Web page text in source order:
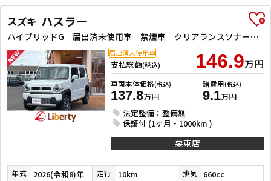
スズキ ハスラー
ハイブリッドG 届出済未使用車 禁煙車 クリアランスソナー オートクルーズコントロール レーンアシスト 衝突被害軽減システム オートライト スマートキー アイドリングストップ 電動格納ミラー シートヒーター
支払総額(税込) 146.9万円
車両本体価格(税込)
137.8万円
諸費用(税込)
9.1万円
法定整備：整備無
保証付 (1ヶ月・1000km )
届出済未使用車
栗東店
年式 2026(令和8)年 走行 10km 排気 660cc